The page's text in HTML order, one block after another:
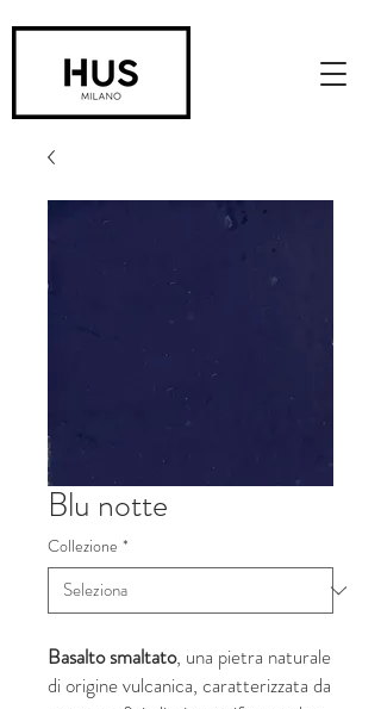
Blu notte
Collezione *
Basalto smaltato, una pietra naturale
di origine vulcanica, caratterizzata da